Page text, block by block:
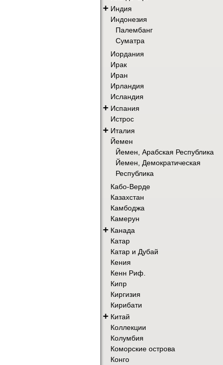
+ Индия
Индонезия
Палембанг
Суматра
Иордания
Ирак
Иран
Ирландия
Исландия
+ Испания
Истрос
+ Италия
Йемен
Йемен, Арабская Республика
Йемен, Демократическая
Республика
Кабо-Верде
Казахстан
Камбоджа
Камерун
+ Канада
Катар
Катар и Дубай
Кения
Кенн Риф.
Кипр
Киргизия
Кирибати
+ Китай
Коллекции
Колумбия
Коморские острова
Конго